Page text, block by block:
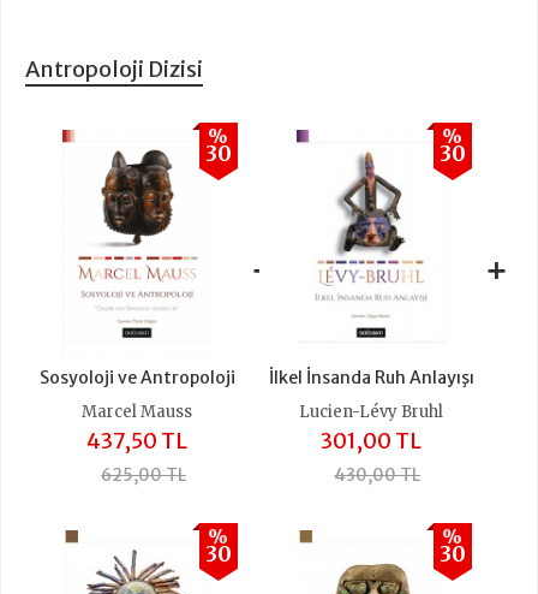
Antropoloji Dizisi
Sosyoloji ve Antropoloji
%
30
Marcel Mauss
437,50 TL
625,00 TL
+
İlkel İnsanda Ruh Anlayışı
%
30
Lucien-Lévy Bruhl
301,00 TL
430,00 TL
+
%
30
%
30